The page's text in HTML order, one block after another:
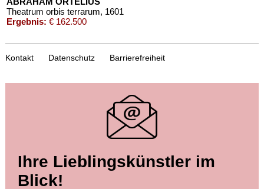
Theatrum orbis terrarum, 1601
Ergebnis: € 162.500
ABRAHAM ORTELIUS
Theatrum orbis terrarum, 1595
Ergebnis:€ 112.500
Kontakt Datenschutz Barrierefreiheit
Ihre Lieblingskünstler im
Blick!